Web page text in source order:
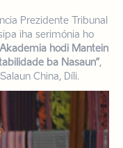
Prezidente Tribunal
iha serimónia ho
hodi Mantein
ba Nasaun”,
China, Díli.